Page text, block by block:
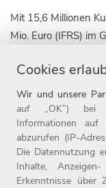
Mit 15,6 Millionen
Mio. Euro (IFRS) im
den führenden
Zielgruppe 50plus.
acht Marken in elf
Marke WITT
Witt-Gruppe ist mit
der größten
der beliebtesten
Cookies
Wir und unsere
auf „OK”) bei
Informationen
abzurufen (IP-
Die Datennutzung
Inhalte,
Erkenntnisse über